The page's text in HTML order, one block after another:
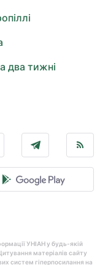
два тижні
УНІАН у будь-якій
матеріалів сайту
систем гіперпосилання на